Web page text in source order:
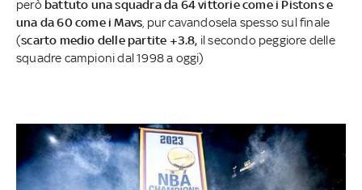
però battuto una squadra da 64 vittorie come i Pistons e
una da 60 come i Mavs , pur cavandosela spesso sul finale
(scarto medio delle partite +3.8, il secondo peggiore delle
squadre campioni dal 1998 a oggi)